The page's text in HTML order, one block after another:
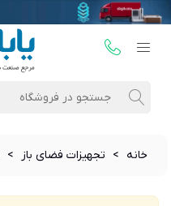
خانه > تجهیزات فضای باز >